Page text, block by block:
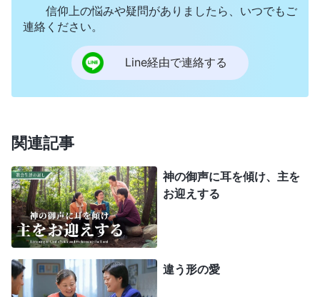
キリストに騙されるのが不安だと説明した上で、隣
人が送った聖句を添付した。でもメッセージを送っ
てグループを去ろうとすると、突然スマホの充電が
切れた。驚いたよ。いつも集会前に充電してたの
戻ったなら、大いなる奇跡がないのはなぜだ？携帯
をコンセントに挿し、電源が入ったらメッセージを
送ることにした。バッテリーが5％になったタイミ
ングで電源を入れると、グループに送られた聖書の
聖句が目に入った。好奇心から読んでみたよ。「
よ、わたしは戸の外に立って、たたいている。だれ
でもわたしの声を聞いて戸をあけるなら、わたしは
信仰上の悩みや疑問がありましたら、いつでもご
連絡ください。
Line経由で連絡する
関連記事
神の御声に耳を傾け、主を
お迎えする
違う形の愛